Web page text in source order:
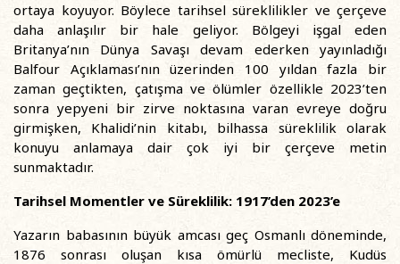
ortaya koyuyor. Böylece tarihsel süreklilikler ve çerçeve
daha anlaşılır bir hale geliyor. Bölgeyi işgal eden
Britanya’nın Dünya Savaşı devam ederken yayınladığı
Balfour Açıklaması’nın üzerinden 100 yıldan fazla bir
zaman geçtikten, çatışma ve ölümler özellikle 2023’ten
sonra yepyeni bir zirve noktasına varan evreye doğru
girmişken, Khalidi’nin kitabı, bilhassa süreklilik olarak
konuyu anlamaya dair çok iyi bir çerçeve metin
sunmaktadır.
Tarihsel Momentler ve Süreklilik: 1917’den 2023’e
Yazarın babasının büyük amcası geç Osmanlı döneminde,
1876 sonrası oluşan kısa ömürlü mecliste, Kudüs